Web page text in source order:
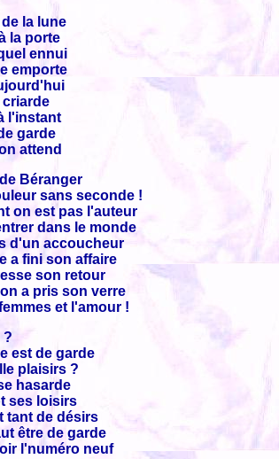
la lune
la porte
ennui
emporte
l'instant
garde
attend
Béranger
sans seconde !
on est pas l'auteur
dans le monde
d'un accoucheur
a fini son affaire
son retour
a pris son verre
et l'amour !
?
est de garde
plaisirs ?
hasarde
ses loisirs
tant de désirs
être de garde
l'numéro neuf